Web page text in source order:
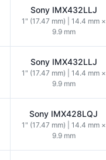
Sony IMX432LLJ
1" (17.47 mm) | 14.4 mm ×
9.9 mm
Sony IMX432LLJ
1" (17.47 mm) | 14.4 mm ×
9.9 mm
Sony IMX428LQJ
1" (17.47 mm) | 14.4 mm ×
9.9 mm